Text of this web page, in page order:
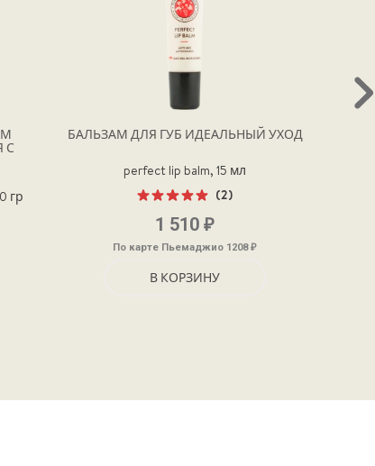
С
гр
БАЛЬЗАМ ДЛЯ ГУБ ИДЕАЛЬНЫЙ УХОД
perfect lip balm, 15 мл
5.00из 5
(2)
1 510 ₽
По карте Пьемаджио 1208₽
В КОРЗИНУ